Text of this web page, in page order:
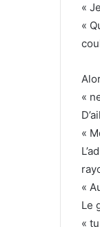
«
«
«
«
«
Le
«